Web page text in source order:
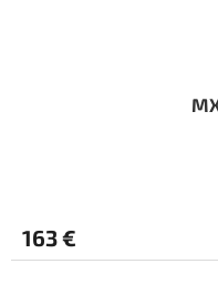
163 €